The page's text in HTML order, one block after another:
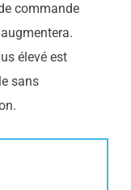
commande
élevé est
sans